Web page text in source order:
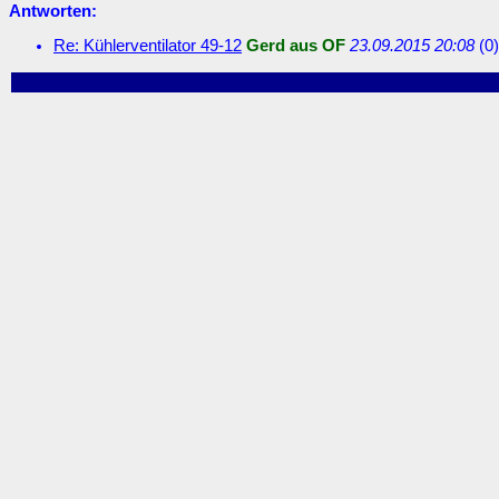
Antworten:
Re: Kühlerventilator 49-12 Gerd aus OF 23.09.2015 20:08(0)